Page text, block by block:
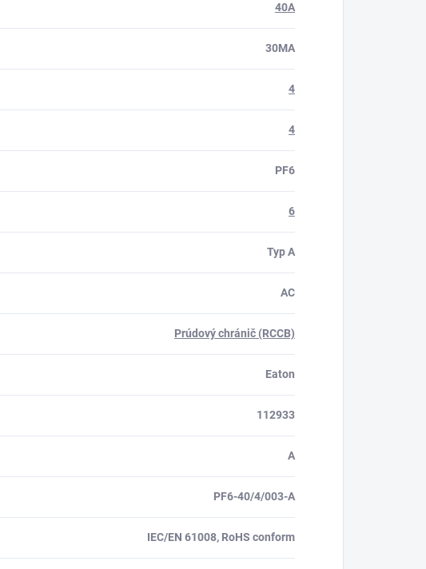
40A
30MA
4
4
PF6
6
Typ A
AC
Prúdový chránič (RCCB)
Eaton
112933
A
PF6-40/4/003-A
IEC/EN 61008, RoHS conform